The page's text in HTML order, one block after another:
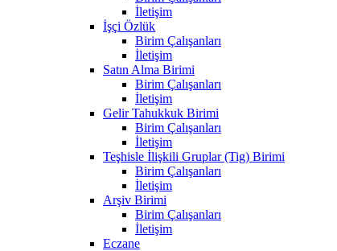
İletişim
İşçi Özlük
Birim Çalışanları
İletişim
Satın Alma Birimi
Birim Çalışanları
İletişim
Gelir Tahukkuk Birimi
Birim Çalışanları
İletişim
Teşhisle İlişkili Gruplar (Tig) Birimi
Birim Çalışanları
İletişim
Arşiv Birimi
Birim Çalışanları
İletişim
Eczane